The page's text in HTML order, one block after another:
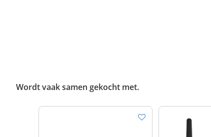
Wordt vaak samen gekocht met.